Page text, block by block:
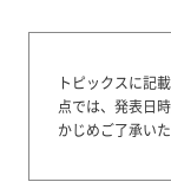
トピックスに記
点では、発表日
かじめご了承い